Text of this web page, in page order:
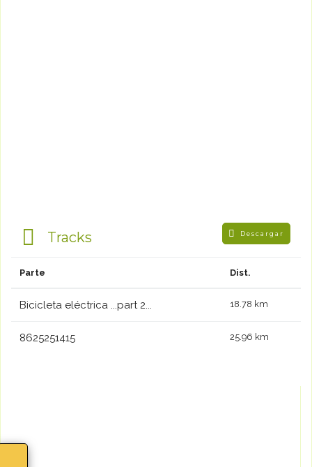
Tracks Descargar
Parte Dist.
Bicicleta eléctrica ...part 2... 18.78 km
8625251415 25.96 km